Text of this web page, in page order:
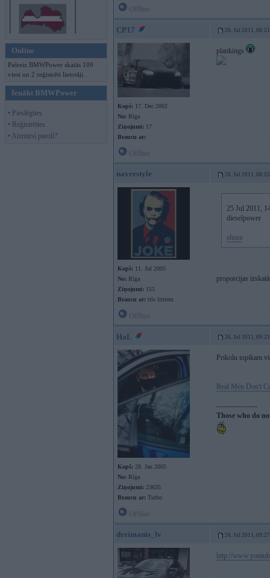
Online
Pašreiz BMWPower skatās 109
viesi un 2 reģistrēti lietotāji.
Ienākt BMWPower
• Pieslēgties
• Reģistrēties
• Aizmirsi paroli?
CP17 26. Jul 2011, 08:51
Kopš: 17. Dec 2002
No: Rīga
Ziņojumi: 17
Braucu ar:
plankings
navrestyle 26. Jul 2011, 08:55
Kopš: 11. Jul 2005
No: Rīga
Ziņojumi: 155
Braucu ar: trīs litriem
25 Jul 2011,
dieselpower
shura
proporcijas
HaL 26. Jul 2011, 09:21
Kopš: 28. Jan 2005
No: Rīga
Ziņojumi: 23635
Braucu ar: Turbo
Prikolu topikam
Real Men Don't
-----------------
Those who do
dreimanis_lv 26. Jul 2011, 09:27
http://